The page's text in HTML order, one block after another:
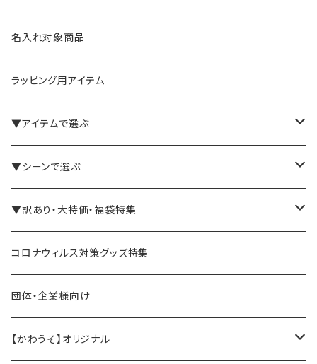
名入れ対象商品
ラッピング用アイテム
▼アイテムで選ぶ
バインダー・メモパッド
手帳・ノート
ペン立て・収納ケース・トレイ
バッグ・かばん
▼シーンで選ぶ
テレワーク・在宅ワーク向け
司会・セミナー講師向け
営業マン向け
事務職の方向け
▼訳あり・大特価・福袋特集
アウトレット商品
福袋・まとめ買い
コロナウィルス対策グッズ特集
団体・企業様向け
【かわうそ】オリジナル